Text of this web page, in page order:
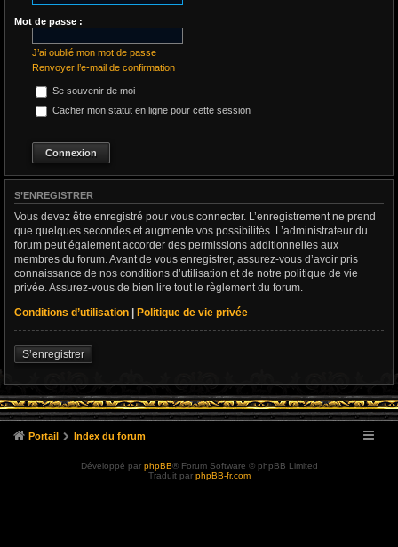
Mot de passe :
J’ai oublié mon mot de passe
Renvoyer l’e-mail de confirmation
Se souvenir de moi
Cacher mon statut en ligne pour cette session
S’ENREGISTRER
Vous devez être enregistré pour vous connecter. L’enregistrement ne prend
que quelques secondes et augmente vos possibilités. L’administrateur du
forum peut également accorder des permissions additionnelles aux
membres du forum. Avant de vous enregistrer, assurez-vous d’avoir pris
connaissance de nos conditions d’utilisation et de notre politique de vie
privée. Assurez-vous de bien lire tout le règlement du forum.
Conditions d’utilisation | Politique de vie privée
S’enregistrer
Portail Index du forum
Développé par phpBB® Forum Software © phpBB Limited
Traduit par phpBB-fr.com